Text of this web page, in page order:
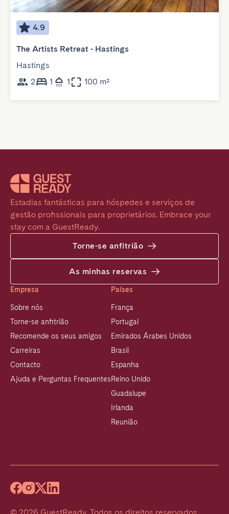
4.9
The Artists Retreat - Hastings
Hastings
2
1 1 100 m²
Estadias fantásticas para hóspedes e serviços de
gestão profissionais para proprietários. Embrace your
stay com a GuestReady.
Torne-se anfitrião
As minhas reservas
Empresa
Sobre nós
Torne-se anfitrião
Recomende os seus amigos
Carreiras
Contacto
Ajuda e Perguntas Frequentes
Países
França
Portugal
Emirados Árabes Unidos
Brasil
Espanha
Reino Unido
Guadalupe
Irlanda
Reunião